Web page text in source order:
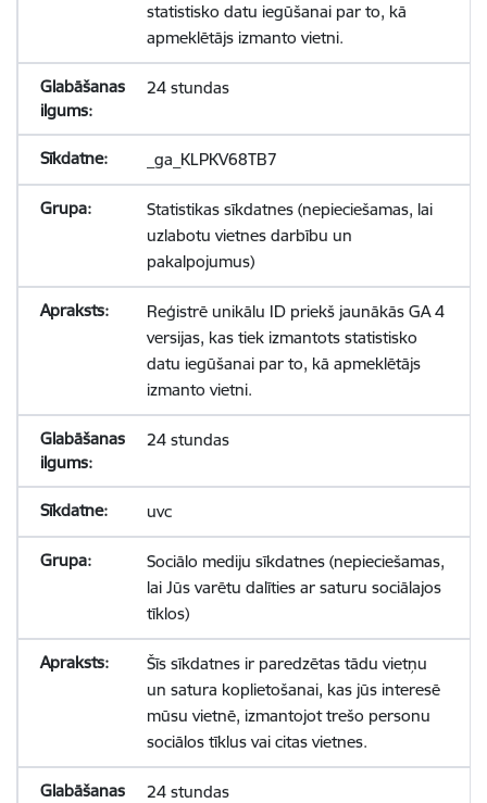
statistisko datu iegūšanai par to, kā
apmeklētājs izmanto vietni.
24 stundas
_ga_KLPKV68TB7
Statistikas sīkdatnes (nepieciešamas, lai
uzlabotu vietnes darbību un
pakalpojumus)
Reģistrē unikālu ID priekš jaunākās GA 4
versijas, kas tiek izmantots statistisko
datu iegūšanai par to, kā apmeklētājs
izmanto vietni.
24 stundas
uvc
Sociālo mediju sīkdatnes (nepieciešamas,
lai Jūs varētu dalīties ar saturu sociālajos
tīklos)
Šīs sīkdatnes ir paredzētas tādu vietņu
un satura koplietošanai, kas jūs interesē
mūsu vietnē, izmantojot trešo personu
sociālos tīklus vai citas vietnes.
24 stundas